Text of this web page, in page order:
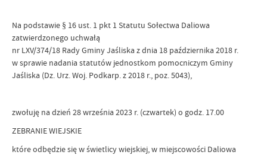
Na podstawie § 16 ust. 1 pkt 1 Statutu Sołectwa Daliowa
zatwierdzonego uchwałą
nr LXV/374/18 Rady Gminy Jaśliska z dnia 18 października 2018 r.
w sprawie nadania statutów jednostkom pomocniczym Gminy
Jaśliska (Dz. Urz. Woj. Podkarp. z 2018 r., poz. 5043),
zwołuję na dzień 28 września 2023 r. (czwartek) o godz. 17.00
ZEBRANIE WIEJSKIE
które odbędzie się w świetlicy wiejskiej, w miejscowości Daliowa